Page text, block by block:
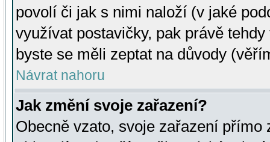
povolí či jak s nimi naloží (v jaké
využívat postavičky, pak právě
byste se měli zeptat na důvody
Návrat nahoru
Jak změní svoje zařazení?
Obecně vzato, svoje zařazení přímo